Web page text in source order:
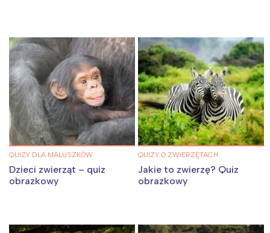
QUIZY DLA MALUSZKÓW
Dzieci zwierząt – quiz
obrazkowy
QUIZY O ZWIERZĘTACH
Jakie to zwierzę? Quiz
obrazkowy